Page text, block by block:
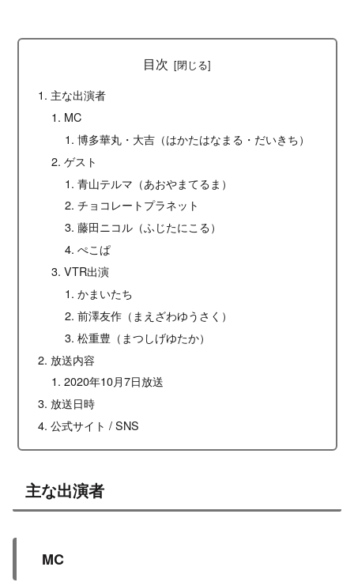
目次
主な出演者
MC
博多華丸・大吉（はかたはなまる・だいきち）
ゲスト
青山テルマ（あおやまてるま）
チョコレートプラネット
藤田ニコル（ふじたにこる）
ぺこぱ
VTR出演
かまいたち
前澤友作（まえざわゆうさく）
松重豊（まつしげゆたか）
放送内容
2020年10月7日放送
放送日時
公式サイト / SNS
主な出演者
MC